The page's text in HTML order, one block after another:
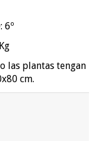
6º
las plantas tengan
cm.